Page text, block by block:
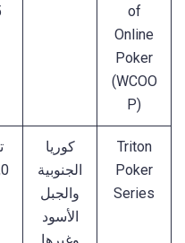
of
Online
Poker
(WCOO
P)
Triton
Poker
Series
كوريا
الجنوبية
والجبل
الأسود